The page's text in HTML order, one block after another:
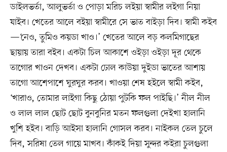
ডাইলভর্তা, আলুভর্তা ও পোড়া মরিচ লইয়া স্বামীর লইগা নিয়া
যাইব। খেতের আলে বইয়া স্বামীরে সে ভাত বাইড়া দিব। স্বামী কইব
—‘নেও, তুমিও কয়ডা খাও।’ খেতের আলে বড় কলমিগাছের
ছায়ায় তারা বইব। একটা চিল আকাশে ওইড়া ওইড়া দূর থেকে
তাগোর খাওন দেখব। একটা ঢোল কাউয়া দুইডা ভাতের আশায়
তাগো আশেপাশে ঘুরঘুর করব। খাওয়া শেষ হইলে স্বামী কইব,
‘খারাও, তোমার লাইগা কিছু ঠোয়া পুটকি ফল পাইছি।’ নীল নীল
ও লাল লাল ছোট ছোট বুনবুনির মতন ফলগুলা দেইখা হালানি
খুশি হইব। বাড়ি আইসা হালানি গোসল করব। নাইকল তেল চুলে
দিব, সরিষা তেল গায়ে মাখব। কাঁকই দিয়া সুন্দর কইরা চুলগুলা